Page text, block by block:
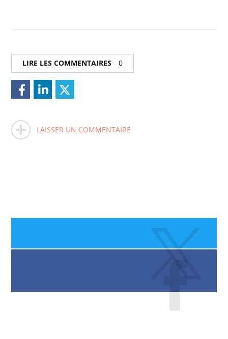
LIRE LES COMMENTAIRES 0
LAISSER UN COMMENTAIRE